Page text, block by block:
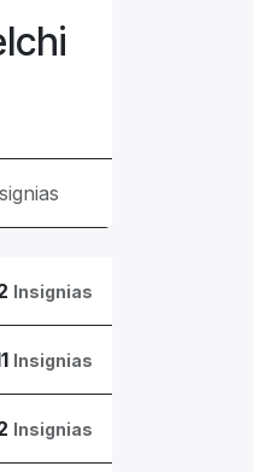
Insignias
Insignias
Insignias